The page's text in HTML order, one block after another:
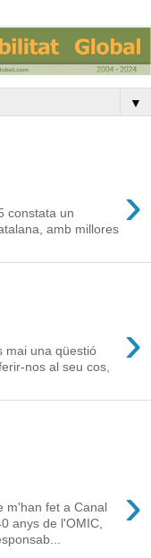
▼
›
constata un
amb millores
›
mai una qüestió
nos al seu cos,
›
m'han fet a Canal
anys de l'OMIC,